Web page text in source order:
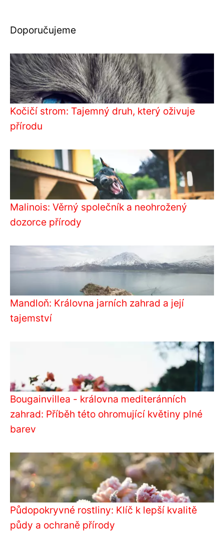
Doporučujeme
Kočičí strom: Tajemný druh, který oživuje
přírodu
Malinois: Věrný společník a neohrožený
dozorce přírody
Mandloň: Královna jarních zahrad a její
tajemství
Bougainvillea - královna mediteránních
zahrad: Příběh této ohromující květiny plné
barev
Půdopokryvné rostliny: Klíč k lepší kvalitě
půdy a ochraně přírody